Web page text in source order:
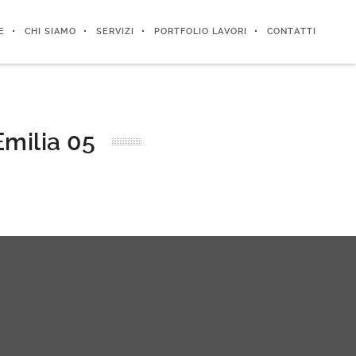
CHI SIAMO SERVIZI PORTFOLIO LAVORI CONTATTI
05